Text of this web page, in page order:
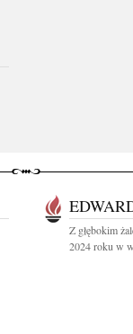
Z głębokim
2024 roku w